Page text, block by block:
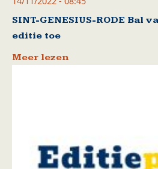
SINT-GENESIUS-RODE Bal
editie toe
Meer lezen